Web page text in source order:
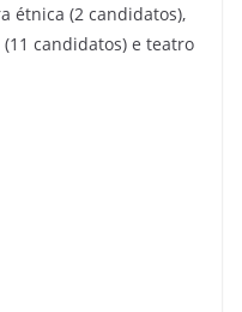
étnica (2 candidatos),
candidatos) e teatro